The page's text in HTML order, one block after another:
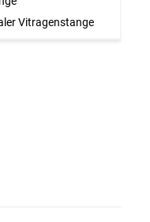
Vitragenstange